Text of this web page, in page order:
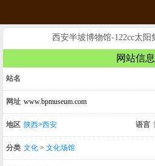
西安半坡博物馆-122cc太
网站信息
站名
网址 www.bpmuseum.com
地区 陕西>西安 语言
分类 文化 > 文化场馆